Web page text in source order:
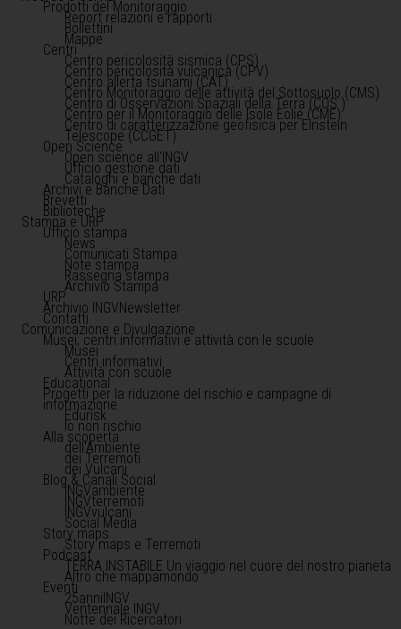
Prodotti del Monitoraggio
Report relazioni e rapporti
Bollettini
Mappe
Centri
Centro pericolosità sismica (CPS)
Centro pericolosità vulcanica (CPV)
Centro allerta tsunami (CAT)
Centro Monitoraggio delle attività del Sottosuolo (CMS)
Centro di Osservazioni Spaziali della Terra (COS )
Centro per il Monitoraggio delle Isole Eolie (CME)
Centro di caratterizzazione geofisica per Einstein
Telescope (CCGET)
Open Science
Open science all'INGV
Ufficio gestione dati
Cataloghi e banche dati
Archivi e Banche Dati
Brevetti
Biblioteche
Stampa e URP
Ufficio stampa
News
Comunicati Stampa
Note stampa
Rassegna stampa
Archivio Stampa
URP
Archivio INGVNewsletter
Contatti
Comunicazione e Divulgazione
Musei, centri informativi e attività con le scuole
Musei
Centri informativi
Attività con scuole
Educational
Progetti per la riduzione del rischio e campagne di
informazione
Edurisk
Io non rischio
Alla scoperta
dell'Ambiente
dei Terremoti
dei Vulcani
Blog & Canali Social
INGVambiente
INGVterremoti
INGVvulcani
Social Media
Story maps
Story maps e Terremoti
Podcast
TERRA INSTABILE Un viaggio nel cuore del nostro pianeta
Altro che mappamondo
Eventi
25anniINGV
Ventennale INGV
Notte dei Ricercatori